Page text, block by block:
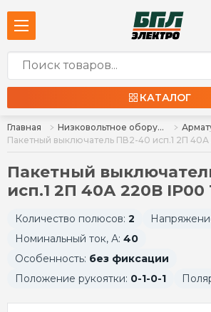
КАТАЛОГ
Главная Низковольтное оборудование
Пакетный выключатель ПВ2-40 исп.1 2П
Пакетный
исп.1 2П 40А 220В IP00
Количество полюсов: 2
Номинальный ток, А: 40
Особенность: без фиксации
Положение рукоятки: 0-1-0-1